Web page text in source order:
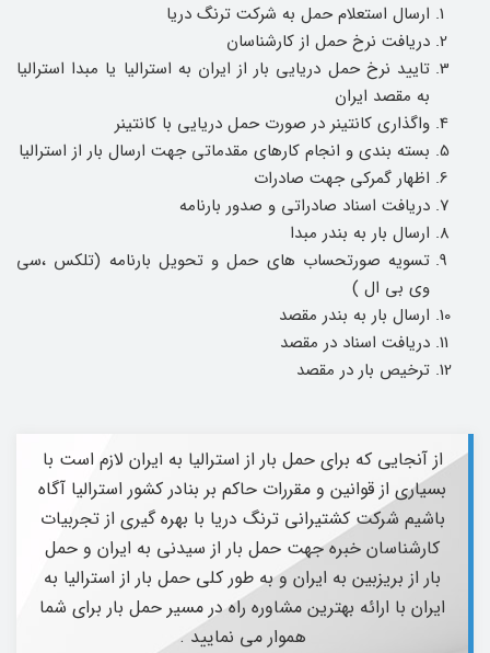
ارسال استعلام حمل به شرکت ترنگ دریا
دریافت نرخ حمل از کارشناسان
تایید نرخ حمل دریایی بار از ایران به استرالیا یا مبدا استرالیا
به مقصد ایران
واگذاری کانتینر در صورت حمل دریایی با کانتینر
بسته بندی و انجام کارهای مقدماتی جهت ارسال بار از استرالیا
اظهار گمرکی جهت صادرات
دریافت اسناد صادراتی و صدور بارنامه
ارسال بار به بندر مبدا
تسویه صورتحساب های حمل و تحویل بارنامه (تلکس ،سی
وی بی ال )
ارسال بار به بندر مقصد
دریافت اسناد در مقصد
ترخیص بار در مقصد
از آنجایی که برای حمل بار از استرالیا به ایران لازم است با
بسیاری از قوانین و مقررات حاکم بر بنادر کشور استرالیا آگاه
باشیم شرکت کشتیرانی ترنگ دریا با بهره گیری از تجربیات
کارشناسان خبره جهت حمل بار از سیدنی به ایران و حمل
بار از بریزبین به ایران و به طور کلی حمل بار از استرالیا به
ایران با ارائه بهترین مشاوره راه در مسیر حمل بار برای شما
هموار می نمایید .